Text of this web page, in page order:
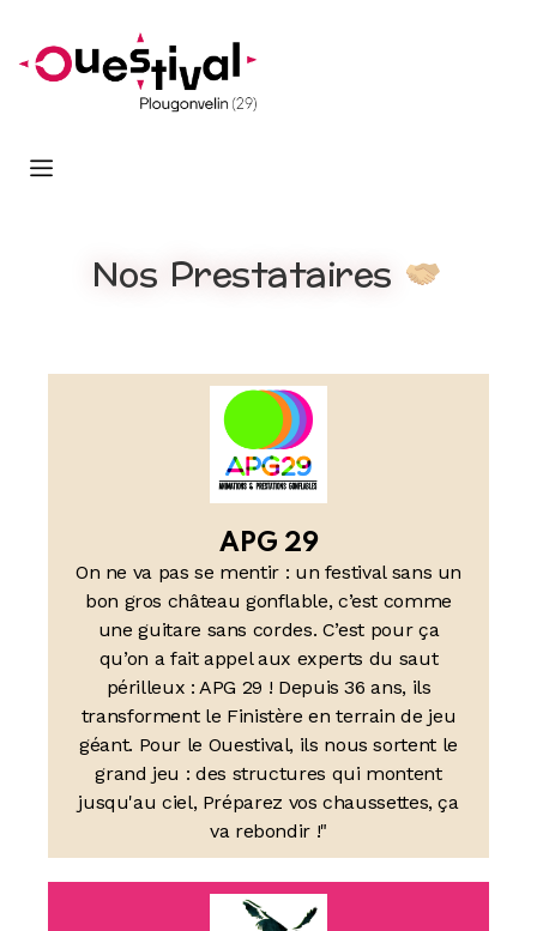
Nos Prestataires
APG 29
On ne va pas se mentir : un festival sans un
bon gros château gonflable, c’est comme
une guitare sans cordes. C’est pour ça
qu’on a fait appel aux experts du saut
périlleux : APG 29 ! Depuis 36 ans, ils
transforment le Finistère en terrain de jeu
géant. Pour le Ouestival, ils nous sortent le
grand jeu : des structures qui montent
jusqu'au ciel, Préparez vos chaussettes, ça
va rebondir !"